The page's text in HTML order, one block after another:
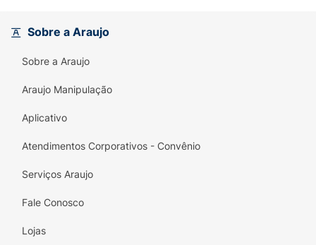
Sobre a Araujo
Sobre a Araujo
Araujo Manipulação
Aplicativo
Atendimentos Corporativos - Convênio
Serviços Araujo
Fale Conosco
Lojas